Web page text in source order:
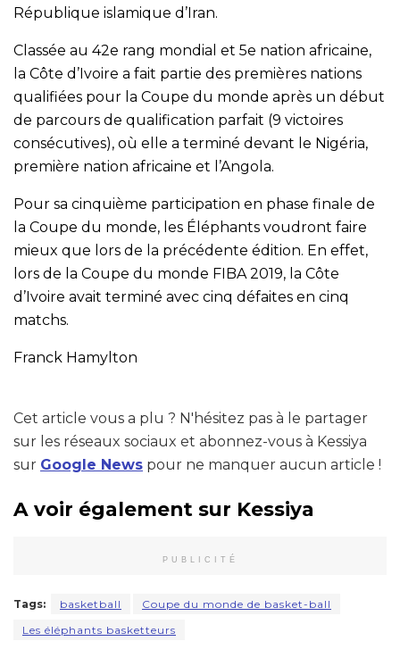
République islamique d’Iran.
Classée au 42e rang mondial et 5e nation africaine,
la Côte d’Ivoire a fait partie des premières nations
qualifiées pour la Coupe du monde après un début
de parcours de qualification parfait (9 victoires
consécutives), où elle a terminé devant le Nigéria,
première nation africaine et l’Angola.
Pour sa cinquième participation en phase finale de
la Coupe du monde, les Éléphants voudront faire
mieux que lors de la précédente édition. En effet,
lors de la Coupe du monde FIBA 2019, la Côte
d’Ivoire avait terminé avec cinq défaites en cinq
matchs.
Franck Hamylton
Cet article vous a plu ? N'hésitez pas à le partager
sur les réseaux sociaux et abonnez-vous à Kessiya
sur Google News pour ne manquer aucun article !
A voir également sur Kessiya
PUBLICITÉ
Tags: basketball
Coupe du monde de basket-ball
Les éléphants basketteurs